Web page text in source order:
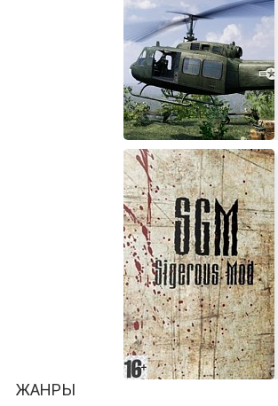
Build-A-Lot 3: Passport
Leave No One Behind:
ЖАНРЫ